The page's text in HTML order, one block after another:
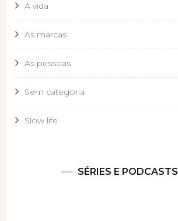
A vida
As marcas
As pessoas
Sem categoria
Slow life
SÉRIES E PODCASTS